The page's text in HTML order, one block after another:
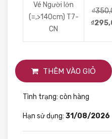
Vé Người lớn
(=,>140cm) T7-
CN
THÊM VÀO GIỎ
Tình trạng: còn hàng
Hạn sử dụng: 31/08/2026